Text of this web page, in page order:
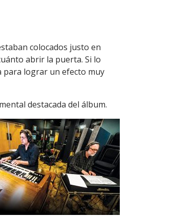
colocados justo en
abrir la puerta. Si lo
para lograr un efecto muy
destacada del álbum.